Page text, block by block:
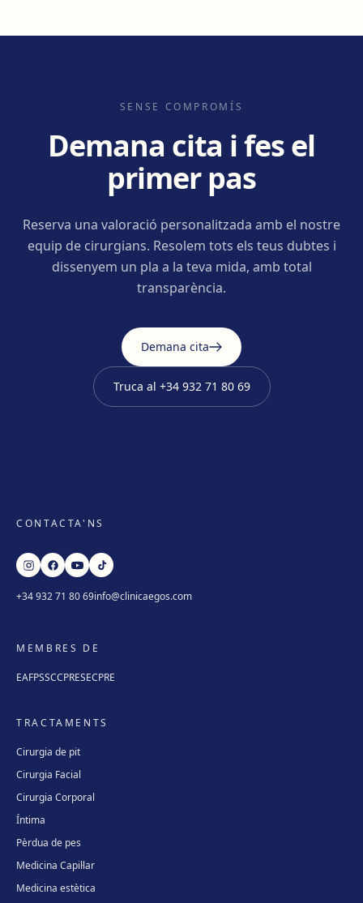
SENSE COMPROMÍS
Demana cita i fes el
primer pas
Reserva una valoració personalitzada amb el nostre
equip de cirurgians. Resolem tots els teus dubtes i
dissenyem un pla a la teva mida, amb total
transparència.
Demana cita
Truca al +34 932 71 80 69
CONTACTA'NS
+34 932 71 80 69info@clinicaegos.com
MEMBRES DE
EAFPSSCCPRESECPRE
TRACTAMENTS
Cirurgia de pit
Cirurgia Facial
Cirurgia Corporal
Íntima
Pèrdua de pes
Medicina Capil·lar
Medicina estètica